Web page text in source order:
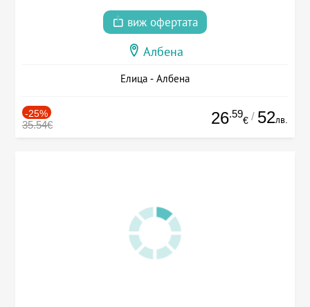
виж офертата
Албена
Елица - Албена
-25%
35.54€ 26.59
€ / 52лв.